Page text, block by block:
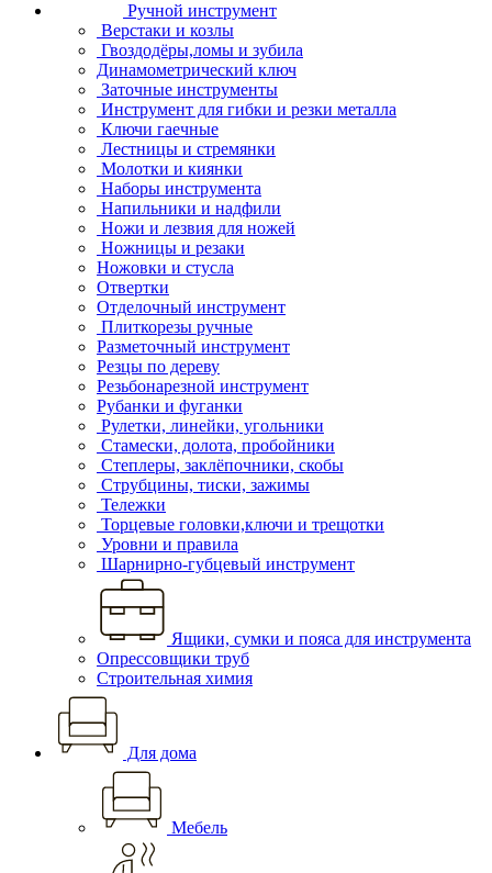
Ручной инструмент
Верстаки и козлы
Гвоздодёры,ломы и зубила
Динамометрический ключ
Заточные инструменты
Инструмент для гибки и резки металла
Ключи гаечные
Лестницы и стремянки
Молотки и киянки
Наборы инструмента
Напильники и надфили
Ножи и лезвия для ножей
Ножницы и резаки
Ножовки и стусла
Отвертки
Отделочный инструмент
Плиткорезы ручные
Разметочный инструмент
Резцы по дереву
Резьбонарезной инструмент
Рубанки и фуганки
Рулетки, линейки, угольники
Стамески, долота, пробойники
Степлеры, заклёпочники, скобы
Струбцины, тиски, зажимы
Тележки
Торцевые головки,ключи и трещотки
Уровни и правила
Шарнирно-губцевый инструмент
Ящики, сумки и пояса для инструмента
Опрессовщики труб
Строительная химия
Для дома
Мебель